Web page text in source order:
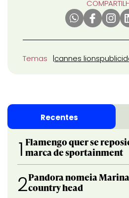
Temas cannes lions
Recentes
1 Flamengo quer se
marca de sportainment
2Pandora nomeia
country head